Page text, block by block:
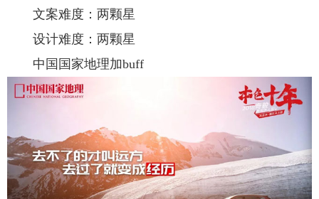
文案难度：两颗星
设计难度：两颗星
中国国家地理加buff